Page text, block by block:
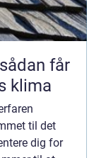
får
klima
til det
dig for